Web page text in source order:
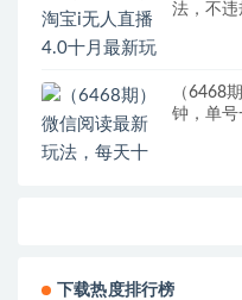
法，不违
（6468
钟，单号
下载热度排行榜